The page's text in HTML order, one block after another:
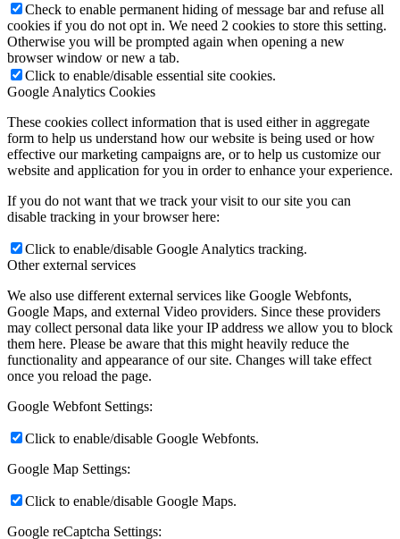
Check to enable permanent hiding of message bar and refuse all
cookies if you do not opt in. We need 2 cookies to store this setting.
Otherwise you will be prompted again when opening a new
browser window or new a tab.
Click to enable/disable essential site cookies.
Google Analytics Cookies
These cookies collect information that is used either in aggregate
form to help us understand how our website is being used or how
effective our marketing campaigns are, or to help us customize our
website and application for you in order to enhance your experience.
If you do not want that we track your visit to our site you can
disable tracking in your browser here:
Click to enable/disable Google Analytics tracking.
Other external services
We also use different external services like Google Webfonts,
Google Maps, and external Video providers. Since these providers
may collect personal data like your IP address we allow you to block
them here. Please be aware that this might heavily reduce the
functionality and appearance of our site. Changes will take effect
once you reload the page.
Google Webfont Settings:
Click to enable/disable Google Webfonts.
Google Map Settings:
Click to enable/disable Google Maps.
Google reCaptcha Settings: